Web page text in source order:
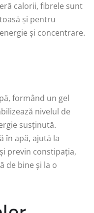
calorii, fibrele sunt
și pentru
și concentrare.
formând un gel
nivelul de
susținută.
în apă, ajută la
previn constipația,
de bine și la o